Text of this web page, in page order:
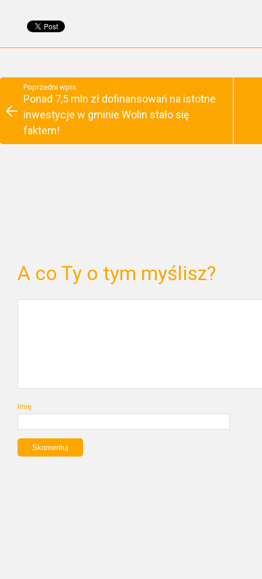
Poprzedni wpis
Ponad 7,5 mln zł dofinansowań na istotne
inwestycje w gminie Wolin stało się
faktem!
A co Ty o tym myślisz?
Imię